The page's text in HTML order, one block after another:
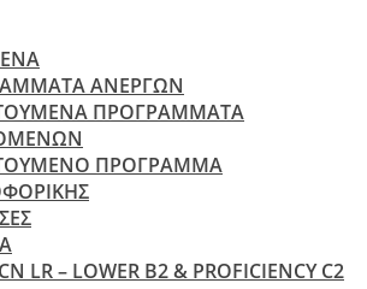
ΑΝΕΡΓΩΝ
ΠΡΟΓΡΑΜΜΑΤΑ
ΠΡΟΓΡΑΜΜΑ
LR – LOWER B2 & PROFICIENCY C2